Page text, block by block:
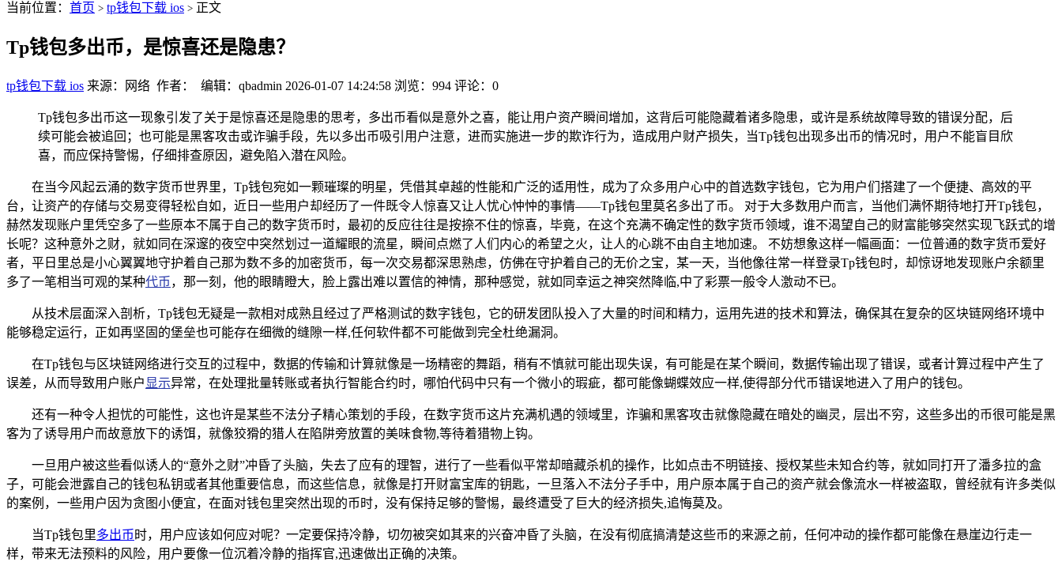
当前位置： 首页 > tp钱包下载 ios > 正文
Tp钱包多出币，是惊喜还是隐患？
tp钱包下载 ios 来源：网络 作者： 编辑：qbadmin 2026-01-07 14:24:58 浏览：994 评论：0
Tp钱包多出币这一现象引发了关于是惊喜还是隐患的思考，多出币看似是意外之喜，能让用户资产瞬间增加，这背后可能隐藏着诸多隐患，或许是系统故障导致的错误分配，后
续可能会被追回；也可能是黑客攻击或诈骗手段，先以多出币吸引用户注意，进而实施进一步的欺诈行为，造成用户财产损失，当Tp钱包出现多出币的情况时，用户不能盲目欣
喜，而应保持警惕，仔细排查原因，避免陷入潜在风险。
在当今风起云涌的数字货币世界里，Tp钱包宛如一颗璀璨的明星，凭借其卓越的性能和广泛的适用性，成为了众多用户心中的首选数字钱包，它为用户们搭建了一个便捷、高效的平
台，让资产的存储与交易变得轻松自如，近日一些用户却经历了一件既令人惊喜又让人忧心忡忡的事情——Tp钱包里莫名多出了币。 对于大多数用户而言，当他们满怀期待地打开Tp钱包，
赫然发现账户里凭空多了一些原本不属于自己的数字货币时，最初的反应往往是按捺不住的惊喜，毕竟，在这个充满不确定性的数字货币领域，谁不渴望自己的财富能够突然实现飞跃式的增
长呢？这种意外之财，就如同在深邃的夜空中突然划过一道耀眼的流星，瞬间点燃了人们内心的希望之火，让人的心跳不由自主地加速。 不妨想象这样一幅画面：一位普通的数字货币爱好
者，平日里总是小心翼翼地守护着自己那为数不多的加密货币，每一次交易都深思熟虑，仿佛在守护着自己的无价之宝，某一天，当他像往常一样登录Tp钱包时，却惊讶地发现账户余额里
多了一笔相当可观的某种代币 ，那一刻，他的眼睛瞪大，脸上露出难以置信的神情，那种感觉，就如同幸运之神突然降临,中了彩票一般令人激动不已。
从技术层面深入剖析，Tp钱包无疑是一款相对成熟且经过了严格测试的数字钱包，它的研发团队投入了大量的时间和精力，运用先进的技术和算法，确保其在复杂的区块链网络环境中
能够稳定运行，正如再坚固的堡垒也可能存在细微的缝隙一样,任何软件都不可能做到完全杜绝漏洞。
在Tp钱包与区块链网络进行交互的过程中，数据的传输和计算就像是一场精密的舞蹈，稍有不慎就可能出现失误，有可能是在某个瞬间，数据传输出现了错误，或者计算过程中产生了
误差，从而导致用户账户 显示异常，在处理批量转账或者执行智能合约时，哪怕代码中只有一个微小的瑕疵，都可能像蝴蝶效应一样,使得部分代币错误地进入了用户的钱包。
还有一种令人担忧的可能性，这也许是某些不法分子精心策划的手段，在数字货币这片充满机遇的领域里，诈骗和黑客攻击就像隐藏在暗处的幽灵，层出不穷，这些多出的币很可能是黑
客为了诱导用户而故意放下的诱饵，就像狡猾的猎人在陷阱旁放置的美味食物,等待着猎物上钩。
一旦用户被这些看似诱人的“意外之财”冲昏了头脑，失去了应有的理智，进行了一些看似平常却暗藏杀机的操作，比如点击不明链接、授权某些未知合约等，就如同打开了潘多拉的盒
子，可能会泄露自己的钱包私钥或者其他重要信息，而这些信息，就像是打开财富宝库的钥匙，一旦落入不法分子手中，用户原本属于自己的资产就会像流水一样被盗取，曾经就有许多类似
的案例，一些用户因为贪图小便宜，在面对钱包里突然出现的币时，没有保持足够的警惕，最终遭受了巨大的经济损失,追悔莫及。
当Tp钱包里多出币 时，用户应该如何应对呢？一定要保持冷静，切勿被突如其来的兴奋冲昏了头脑，在没有彻底搞清楚这些币的来源之前，任何冲动的操作都可能像在悬崖边行走一
样，带来无法预料的风险，用户要像一位沉着冷静的指挥官,迅速做出正确的决策。